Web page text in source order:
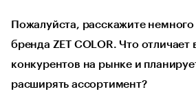
Пожалуйста, расскажите
бренда ZET COLOR. Что отличает
конкурентов на рынке и
расширять ассортимент?